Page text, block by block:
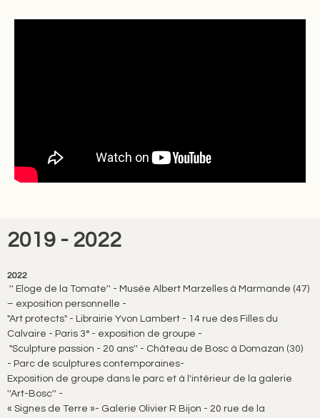
2019 - 2022
2022
'' Eloge de la Tomate'' - Musée Albert Marzelles à Marmande (47)
– exposition personnelle -
"Art protects" - Librairie Yvon Lambert - 14 rue des Filles du
Calvaire - Paris 3° - exposition de groupe -
"Sculpture passion - 20 ans'' - Château de Bosc à Domazan (30)
- Parc de sculptures contemporaines-
Exposition de groupe dans le parc et à l'intérieur de la galerie
''Art-Bosc'' -
« Signes de Terre »- Galerie Olivier R Bijon - 20 rue de la